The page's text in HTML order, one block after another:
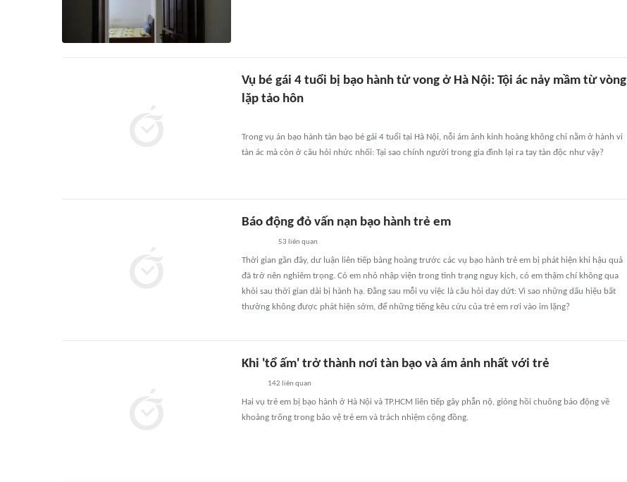
Vụ bé gái 4 tuổi bị bạo hành tử vong ở Hà Nội: Tội ác nảy mầm từ vòng
lặp tảo hôn
Trong vụ án bạo hành tàn bạo bé gái 4 tuổi tại Hà Nội, nỗi ám ảnh kinh hoàng không chỉ nằm ở hành vi
tàn ác mà còn ở câu hỏi nhức nhối: Tại sao chính người trong gia đình lại ra tay tàn độc như vậy?
Báo động đỏ vấn nạn bạo hành trẻ em
53 liên quan
Thời gian gần đây, dư luận liên tiếp bàng hoàng trước các vụ bạo hành trẻ em bị phát hiện khi hậu quả
đã trở nên nghiêm trọng. Có em nhỏ nhập viện trong tình trạng nguy kịch, có em thậm chí không qua
khỏi sau thời gian dài bị hành hạ. Đằng sau mỗi vụ việc là câu hỏi day dứt: Vì sao những dấu hiệu bất
thường không được phát hiện sớm, để những tiếng kêu cứu của trẻ em rơi vào im lặng?
Khi 'tổ ấm' trở thành nơi tàn bạo và ám ảnh nhất với trẻ
142 liên quan
Hai vụ trẻ em bị bạo hành ở Hà Nội và TP.HCM liên tiếp gây phẫn nộ, gióng hồi chuông báo động về
khoảng trống trong bảo vệ trẻ em và trách nhiệm cộng đồng.